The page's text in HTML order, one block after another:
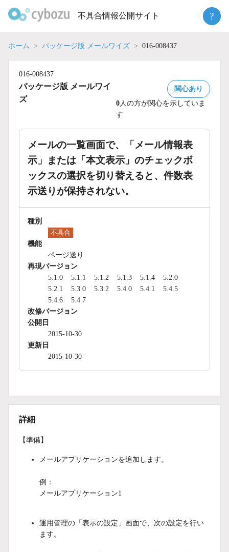
不具合情報公開サイト ?
ホーム パッケージ版 メールワイズ 016-008437
016-008437
パッケージ版 メールワイ
ズ
関心あり
0 人の方が関心を示していま
す
メールの一覧画面で、「メール情報表
示」または「本文表示」のチェックボ
ックスの選択を切り替えると、件数表
示送りが保持されない。
種別
不具合
機能
ページ送り
再現バージョン
5.1.0
5.1.1 5.1.2 5.1.3 5.1.4
5.2.0
5.2.1
5.3.0 5.3.2 5.4.0 5.4.1
5.4.5
5.4.6
5.4.7
改修バージョン
公開日
2015-10-30
更新日
2015-10-30
詳細
【準備】
メールアプリケーションを追加します。
例：
メールアプリケーション1
運用管理の「表示の設定」画面で、次の設定を行い
ます。